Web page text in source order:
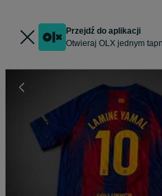
Przejdź do aplikacji
Otwieraj OLX jednym